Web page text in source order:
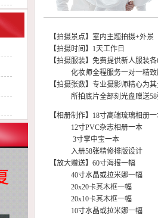
【拍摄景点】室内主题拍摄+外景
【拍摄时间】1天工作日
【拍摄服装】免费提供新人服装
化妆师全程服务一对一精致
【拍摄张数】专业摄影师精心为
所拍底片全部刻光盘赠送58
【相册制作】18寸高端琉璃相册
12寸PVC杂志相册一本
3寸掌中宝一本
入册58张精修排版设计
【放大赠送】60寸海报一幅
40寸水晶或拉米娜一幅
20x20卡其木框一幅
20x10卡其木框一幅
10寸水晶或拉米娜一幅